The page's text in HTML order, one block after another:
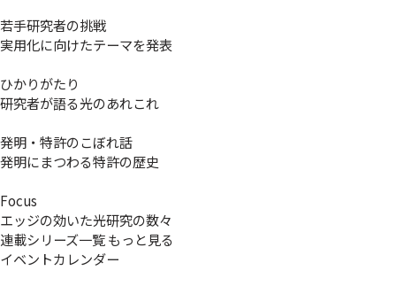
若手研究者の挑戦
実用化に向けたテーマを発表
ひかりがたり
研究者が語る光のあれこれ
発明・特許のこぼれ話
発明にまつわる特許の歴史
Focus
エッジの効いた光研究の数々
連載シリーズ一覧もっと見る
イベントカレンダー